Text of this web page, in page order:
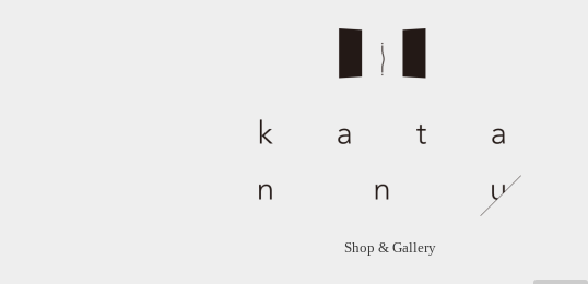
Shop & Gallery